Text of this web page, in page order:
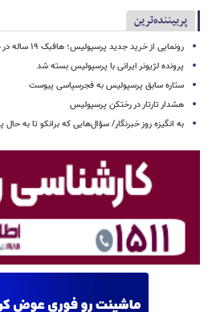
پربیننده‌ترین
رونمایی از خرید جدید پرسپولیس؛ هافبک ۱۹ ساله در جمع سرخپوشان
پرونده لژیونر ایرانی با پرسپولیس بسته شد
ستاره سابق پرسپولیس به فجرسپاسی پیوست
هشدار تارتار در رختکن پرسپولیس
به انگیزه روز خبرنگار/ سؤال‌هایی که برانکو تا به حال